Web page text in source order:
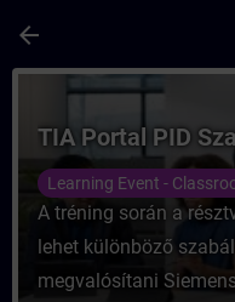
arrow_back
Course - TIA
TIA Portal PID
Learning Event -
A tréning során a
lehet különböző
megvalósítani